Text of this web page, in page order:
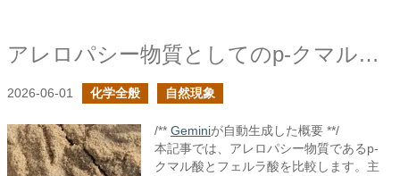
アレロパシー物質としてのp-クマル酸とフェルラ酸
2026-06-01 化学全般 自然現象
/** Geminiが自動生成した概要 **/
本記事では、アレロパシー物質であるp-
クマル酸とフェルラ酸を比較します。主